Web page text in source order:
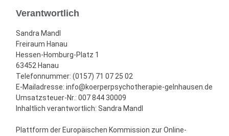
Verantwortlich
Sandra Mandl
Freiraum Hanau
Hessen-Homburg-Platz 1
63452 Hanau
Telefonnummer: (0157) 71 07 25 02
E-Mailadresse: info@koerperpsychotherapie-gelnhausen.de
Umsatzsteuer-Nr.: 007 844 30009
Inhaltlich verantwortlich: Sandra Mandl
Plattform der Europäischen Kommission zur Online-